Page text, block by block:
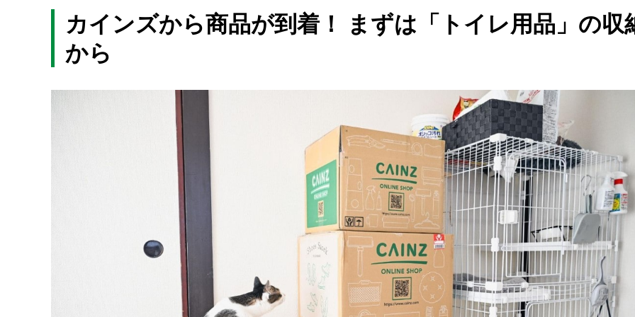
カインズから商品が到着！ まずは「トイレ用品」の収
から